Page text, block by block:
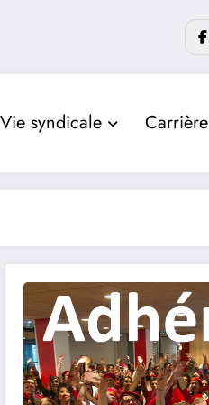
Vie syndicale Carrière